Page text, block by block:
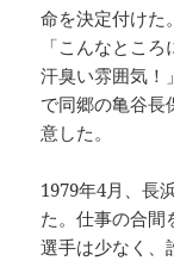
命を決定付けた
「こんなとこ
汗臭い雰囲気！
で同郷の亀谷長
意した。
1979年4月、長
た。仕事の合間
選手は少なく、